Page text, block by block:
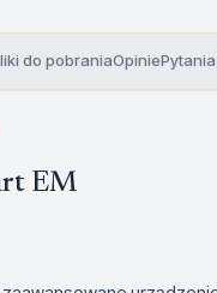
do pobraniaOpinie
EM